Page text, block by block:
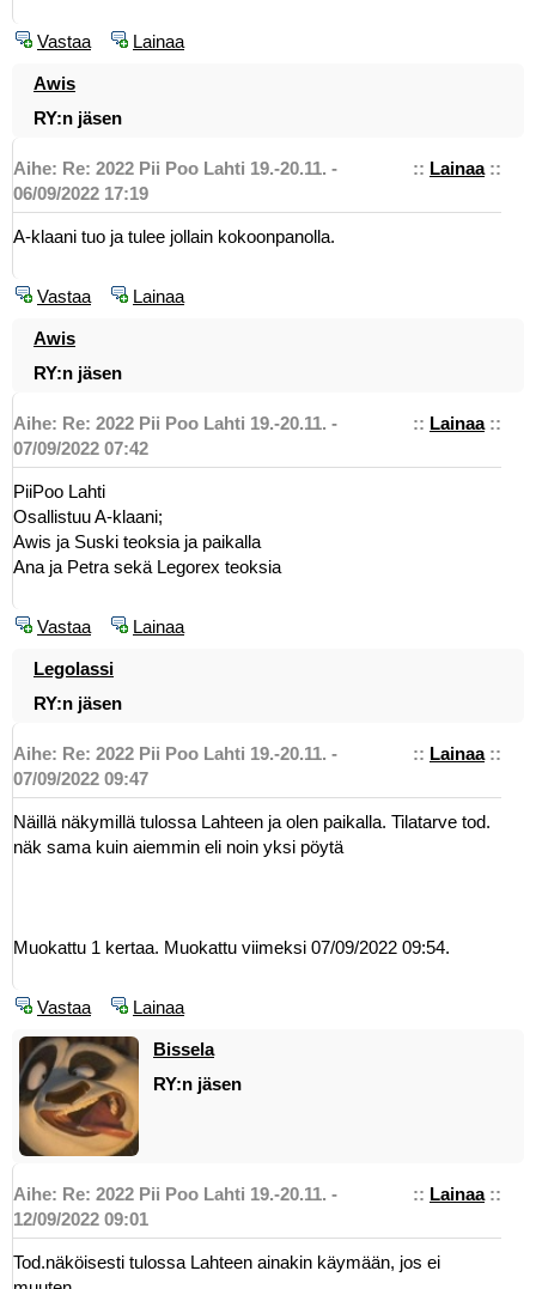
Vastaa Lainaa
Awis
RY:n jäsen
:: Lainaa::
Aihe: Re: 2022 Pii Poo Lahti 19.-20.11. -
06/09/2022 17:19
A-klaani tuo ja tulee jollain kokoonpanolla.
Vastaa Lainaa
Awis
RY:n jäsen
:: Lainaa::
Aihe: Re: 2022 Pii Poo Lahti 19.-20.11. -
07/09/2022 07:42
PiiPoo Lahti
Osallistuu A-klaani;
Awis ja Suski teoksia ja paikalla
Ana ja Petra sekä Legorex teoksia
Vastaa Lainaa
Legolassi
RY:n jäsen
:: Lainaa::
Aihe: Re: 2022 Pii Poo Lahti 19.-20.11. -
07/09/2022 09:47
Näillä näkymillä tulossa Lahteen ja olen paikalla. Tilatarve tod.
näk sama kuin aiemmin eli noin yksi pöytä
Muokattu 1 kertaa. Muokattu viimeksi 07/09/2022 09:54.
Vastaa Lainaa
Bissela
RY:n jäsen
:: Lainaa::
Aihe: Re: 2022 Pii Poo Lahti 19.-20.11. -
12/09/2022 09:01
Tod.näköisesti tulossa Lahteen ainakin käymään, jos ei